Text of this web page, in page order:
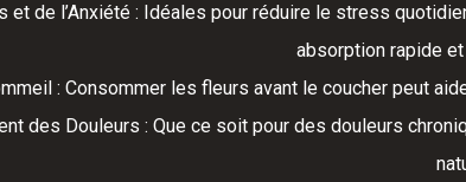
et de l’Anxiété : Idéales pour réduire le stress
absorption rapide
: Consommer les fleurs avant le coucher peut
des Douleurs : Que ce soit pour des douleurs